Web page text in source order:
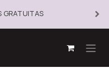
GRATUITAS